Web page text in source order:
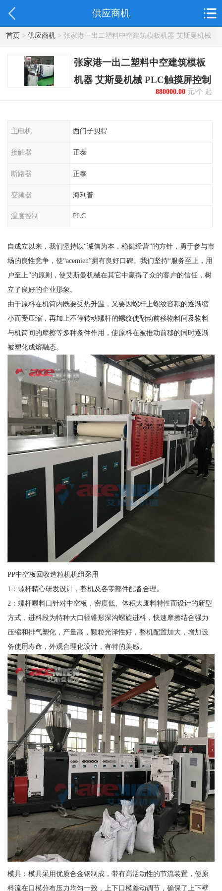
供应商机
首页> 供应商机> 张家港一出二塑料中空建筑模板机器 艾斯曼机械
PLC触摸屏控制
张家港一出二塑料中空建筑模板
机器 艾斯曼机械 PLC触摸屏控制
880000.00元/个 起
主电机 西门子贝得
接触器 正泰
断路器 正泰
变频器 海利普
温度控制 PLC
自成立以来，我们坚持以“诚信为本，稳健经营”的方针，勇于参与市
场的良性竞争，使“acemien”拥有良好口碑。我们坚持“服务至上，用
户至上”的原则，使艾斯曼机械在其它中赢得了众的客户的信任，树
立了良好的企业形象。
由于原料在机筒内既要受热升温，又要因螺杆上螺纹容积的逐渐缩
小而受压缩，再加上不停转动螺杆的螺纹使翻动前移物料间及物料
与机筒间的摩擦等多种条件作用，使原料在被推动前移的同时逐渐
被塑化成熔融态。
PP中空板回收造粒机机组采用
1：螺杆精心研发设计，整机及各零部件配备合理。
2：螺杆喂料口针对中空板，密度低、体积大废料特性而设计的新型
方式，进料段为特种大口径锥形深沟螺旋进料，快速摩擦结合强力
压缩和排气塑化，产量高，颗粒光泽性好，整机配置加大，增加设
备使用寿命，外观合理化设计，有特的美感。
模具：模具采用优质合金钢制成，带有高活动性的节流装置，使原
料流在口模分布压力均匀一致，上下口模差动调节，确保了上下壁